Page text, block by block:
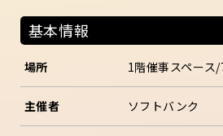
基本情報
場所 1階催事スペース
主催者 ソフトバンク